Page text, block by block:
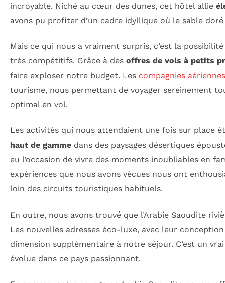
incroyable. Niché au cœur des dunes, cet hôtel allie
avons pu profiter d’un cadre idyllique où le sable
Mais ce qui nous a vraiment surpris, c’est la
très compétitifs. Grâce à des offres de vols à petits
faire exploser notre budget. Les compagnies aériennes
tourisme, nous permettant de voyager sereinement
optimal en vol.
Les activités qui nous attendaient une fois sur place
haut de gamme dans des paysages désertiques
eu l’occasion de vivre des moments inoubliables en
expériences que nous avons vécues nous ont
loin des circuits touristiques habituels.
En outre, nous avons trouvé que l’Arabie Saoudite
Les nouvelles adresses éco-luxe, avec leur
dimension supplémentaire à notre séjour. C’est un
évolue dans ce pays passionnant.